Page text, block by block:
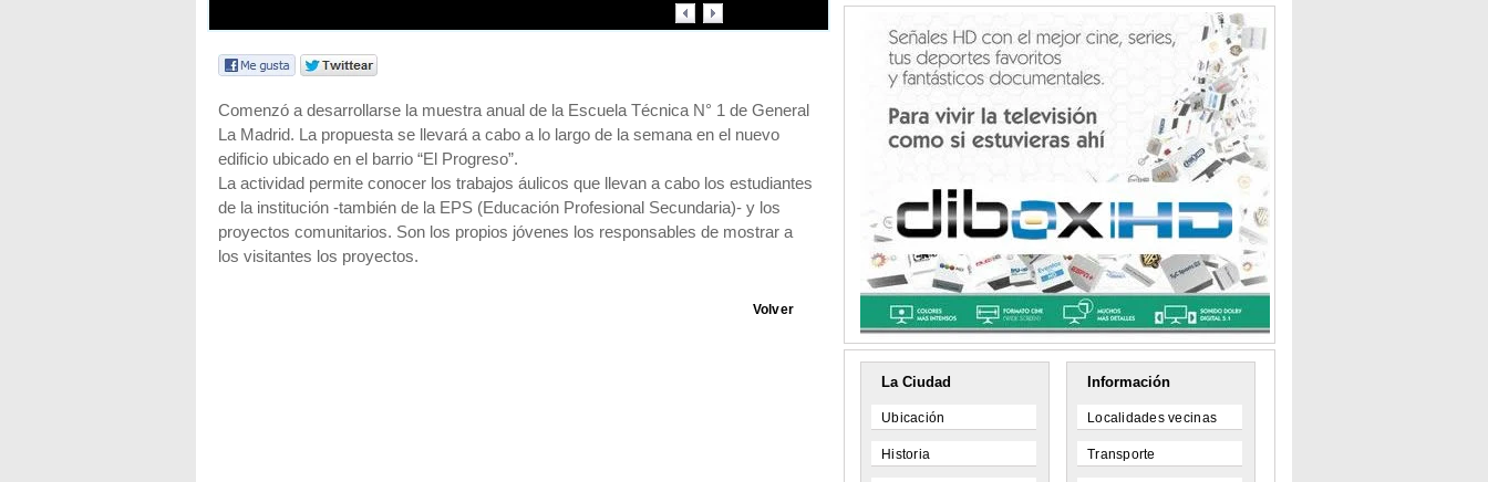
Comenzó a desarrollarse la muestra anual de la Escuela Técnica N° 1 de General
La Madrid. La propuesta se llevará a cabo a lo largo de la semana en el nuevo
edificio ubicado en el barrio “El Progreso”.
La actividad permite conocer los trabajos áulicos que llevan a cabo los estudiantes
de la institución -también de la EPS (Educación Profesional Secundaria)- y los
proyectos comunitarios. Son los propios jóvenes los responsables de mostrar a
los visitantes los proyectos.
Volver
La Ciudad
Ubicación
Historia
Información
Localidades vecinas
Transporte